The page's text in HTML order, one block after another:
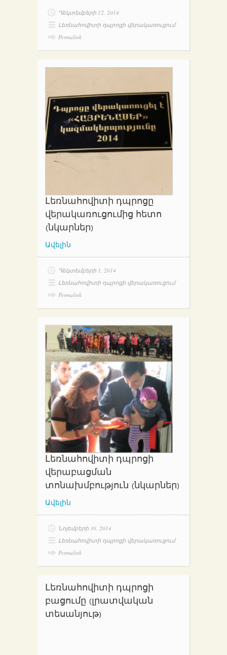
Դեկտեմբերի 12, 2014
Լեռնահովիտի դպրոցի վերակառուցում
Permalink
Լեռնահովիտի դպրոցը
վերակառուցումից հետո
(նկարներ)
Ավելին
Դեկտեմբերի 1, 2014
Լեռնահովիտի դպրոցի վերակառուցում
Permalink
Լեռնահովիտի դպրոցի
վերաբացման
տոնախմբություն (նկարներ)
Ավելին
Նոյեմբերի 30, 2014
Լեռնահովիտի դպրոցի վերակառուցում
Permalink
Լեռնահովիտի դպրոցի
բացումը (լրատվական
տեսանյութ)